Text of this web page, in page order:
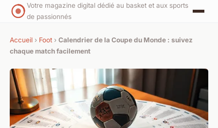
Votre magazine digital dédié au basket et aux sports
de passionnés
Accueil › Foot › Calendrier de la Coupe du Monde : suivez
chaque match facilement